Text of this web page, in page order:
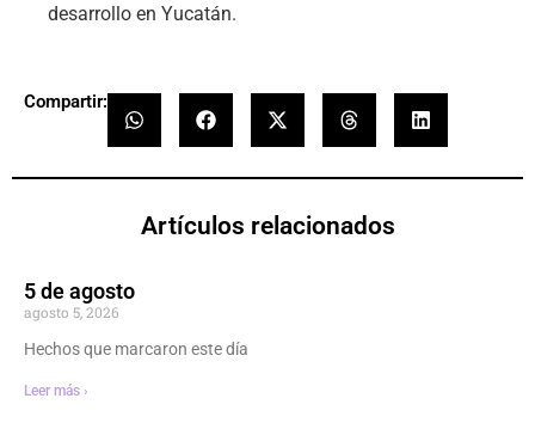
desarrollo en Yucatán.
Compartir:
Artículos relacionados
5 de agosto
agosto 5, 2026
Hechos que marcaron este día
Leer más ›